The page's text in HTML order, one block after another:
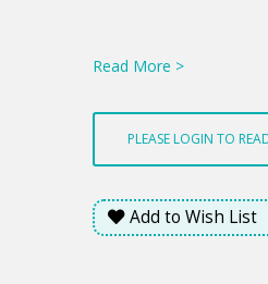
Read More >
PLEASE LOGIN TO
Add to Wish List